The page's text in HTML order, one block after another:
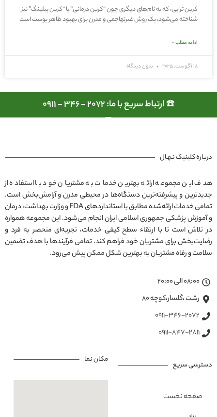
کربن تراپی، که به نام‌های دیگری چون “کربن درمانی” یا “کربن پیلینگ” نیز
شناخته می‌شود، یک روش غیرتهاجمی و مدرن برای بهبود ظاهر پوست است
ادامه مطلب »
18 آگوست, 2025 بدون دیدگاه
☎️ ارتباط سریع با ما: 2072 - 346 - 0911
درباره کلینیک نـهـال
هدف این مجموعه ارائه بهترین خدمات به مشتریان خود با استفاده از
جدیدترین و پیشرفته‌ترین دستگاه‌ها در محیطی مدرن و آرامش‌بخش است.
تمامی خدمات ارائه‌شده مطابق با استانداردهای FDA و وزارت بهداشت، درمان
و آموزش پزشکی جمهوری اسلامی ایران انجام می‌شود. این مجموعه همواره
در تلاش است تا با ارتقاء سطح کیفی خدمات، تجربه‌ای منحصر به فرد و
رضایت‌بخش برای مشتریان خود فراهم کند. تمامی فرآیندها با هدف تضمین
سلامت و رفاه مشتریان به بهترین شکل ممکن پیش می‌رود.
08:00 الی 20:00
رشت ،گلسار،کوچه ۸۰
0911-346-2072
0911-847-2811
دسترسی سریع
صفحه نخست
مکان نما